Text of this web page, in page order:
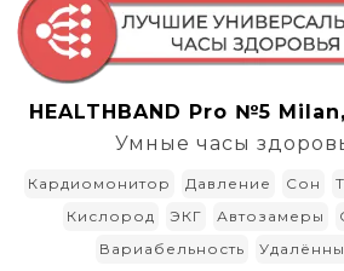
HEALTHBAND Pro №5
Умные часы
Кардиомонитор Давление Сон
Кислород
ЭКГ Автозамеры
Вариабельность